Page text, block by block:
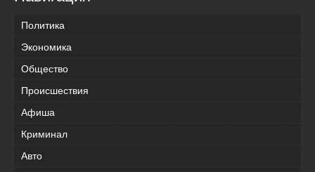
Политика
Экономика
Общество
Происшествия
Афиша
Криминал
Авто